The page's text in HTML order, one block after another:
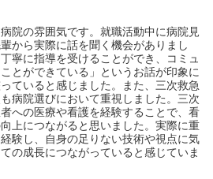
院の雰囲気です。就職活動中に病院見
から実際に話を聞く機会がありまし
寧に指導を受けることができ、コミュ
とができている」というお話が印象に
ていると感じました。また、三次救急
病院選びにおいて重視しました。三次
への医療や看護を経験することで、看
上につながると思いました。実際に重
験し、自身の足りない技術や視点に気
の成長につながっていると感じていま